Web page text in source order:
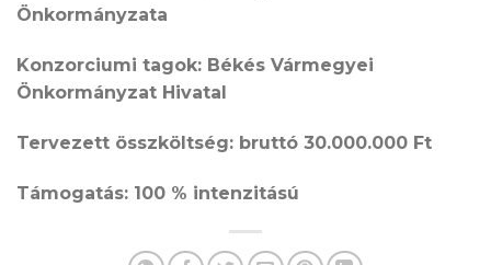
Önkormányzata
Konzorciumi tagok: Békés Vármegyei
Önkormányzat Hivatal
Tervezett összköltség: bruttó 30.000.000 Ft
Támogatás: 100 % intenzitású